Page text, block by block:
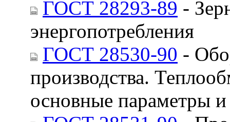
ГОСТ 28293-89 -
энергопотребления
ГОСТ 28530-90 -
производства.
основные параметры